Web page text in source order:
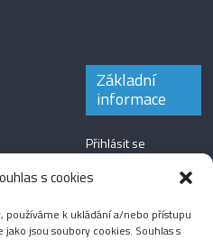
s cookies
k ukládání a/nebo přístupu
jsou soubory cookies. Souhlas s
Základní
informace
Přihlásit se
Zdroj kanálů
Kanál komentářů